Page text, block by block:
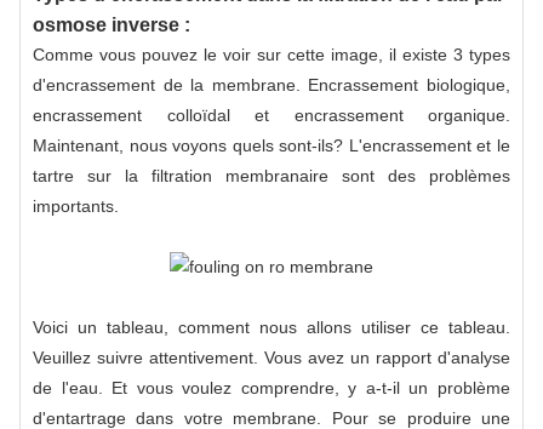
osmose inverse :
Comme vous pouvez le voir sur cette image, il existe 3 types
d'encrassement de la membrane. Encrassement biologique,
encrassement colloïdal et encrassement organique.
Maintenant, nous voyons quels sont-ils? L'encrassement et le
tartre sur la filtration membranaire sont des problèmes
importants.
Voici un tableau, comment nous allons utiliser ce tableau.
Veuillez suivre attentivement. Vous avez un rapport d'analyse
de l'eau. Et vous voulez comprendre, y a-t-il un problème
d'entartrage dans votre membrane. Pour se produire une